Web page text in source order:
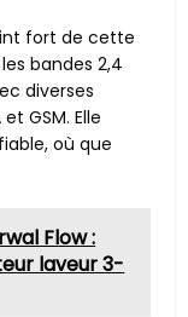
fort de cette
bandes 2,4
diverses
GSM. Elle
où que
Flow :
laveur 3-